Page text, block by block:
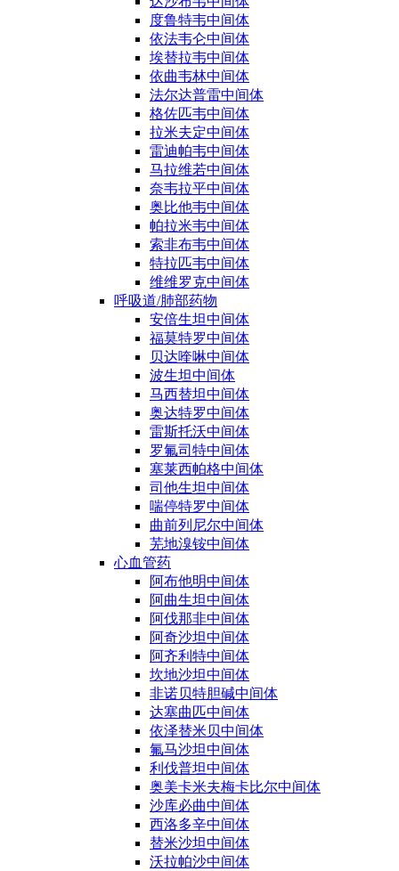
度鲁特韦中间体
依法韦仑中间体
埃替拉韦中间体
依曲韦林中间体
法尔达普雷中间体
格佐匹韦中间体
拉米夫定中间体
雷迪帕韦中间体
马拉维若中间体
奈韦拉平中间体
奥比他韦中间体
帕拉米韦中间体
索非布韦中间体
特拉匹韦中间体
维维罗克中间体
呼吸道/肺部药物
安倍生坦中间体
福莫特罗中间体
贝达喹啉中间体
波生坦中间体
马西替坦中间体
奥达特罗中间体
雷斯托沃中间体
罗氟司特中间体
塞莱西帕格中间体
司他生坦中间体
喘停特罗中间体
曲前列尼尔中间体
芜地溴铵中间体
心血管药
阿布他明中间体
阿曲生坦中间体
阿伐那非中间体
阿奇沙坦中间体
阿齐利特中间体
坎地沙坦中间体
非诺贝特胆碱中间体
达塞曲匹中间体
依泽替米贝中间体
氟马沙坦中间体
利伐普坦中间体
奥美卡米夫梅卡比尔中间体
沙库必曲中间体
西洛多辛中间体
替米沙坦中间体
沃拉帕沙中间体